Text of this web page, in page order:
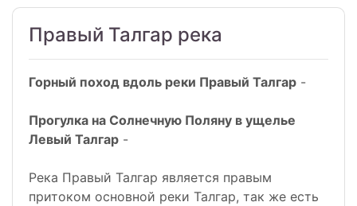
Правый Талгар река
Горный поход вдоль реки Правый Талгар -
Прогулка на Солнечную Поляну в ущелье
Левый Талгар -
Река Правый Талгар является правым
притоком основной реки Талгар, так же есть